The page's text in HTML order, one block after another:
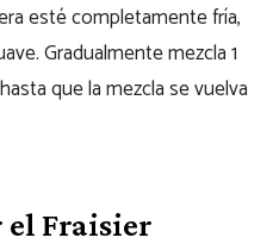
esté completamente fría,
Gradualmente mezcla 1
hasta que la mezcla se vuelva
el Fraisier